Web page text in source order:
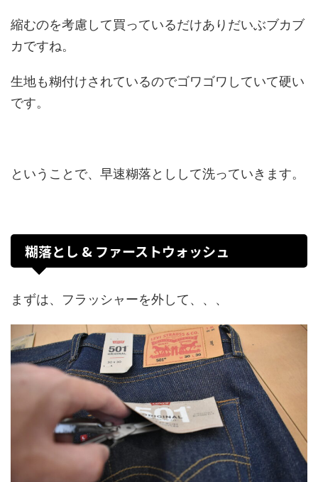
縮むのを考慮して買っているだけありだいぶブカブ
カですね。
生地も糊付けされているのでゴワゴワしていて硬い
です。
ということで、早速糊落としして洗っていきます。
糊落とし & ファーストウォッシュ
まずは、フラッシャーを外して、、、